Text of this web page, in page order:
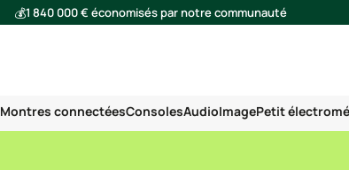
💰1 840 000 € économisés par notre communauté
Montres connectéesConsolesAudioImagePetit